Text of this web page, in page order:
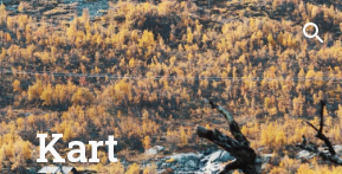
Skip to navigation
Kart